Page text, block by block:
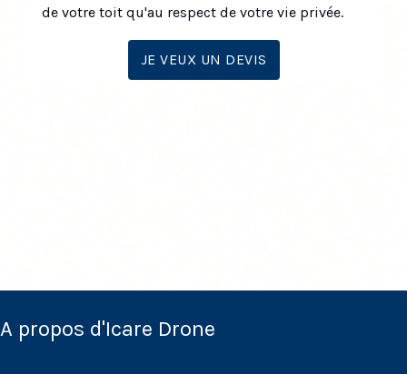
de votre toit qu'au respect de votre vie privée.
JE VEUX UN DEVIS
A propos d'Icare Drone